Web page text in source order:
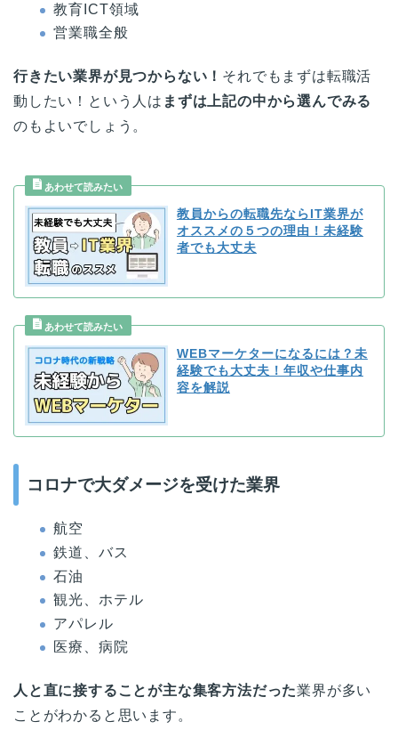
教育ICT領域
営業職全般
行きたい業界が見つからない！ それでもまずは転職活
動したい！という人は まずは上記の中から選んでみる
のもよいでしょう。
教員からの転職先ならIT業界が
オススメの５つの理由！未経験
者でも大丈夫
WEBマーケターになるには？未
経験でも大丈夫！年収や仕事内
容を解説
コロナで大ダメージを受けた業界
航空
鉄道、バス
石油
観光、ホテル
アパレル
医療、病院
人と直に接することが主な集客方法だった業界が多い
ことがわかると思います。